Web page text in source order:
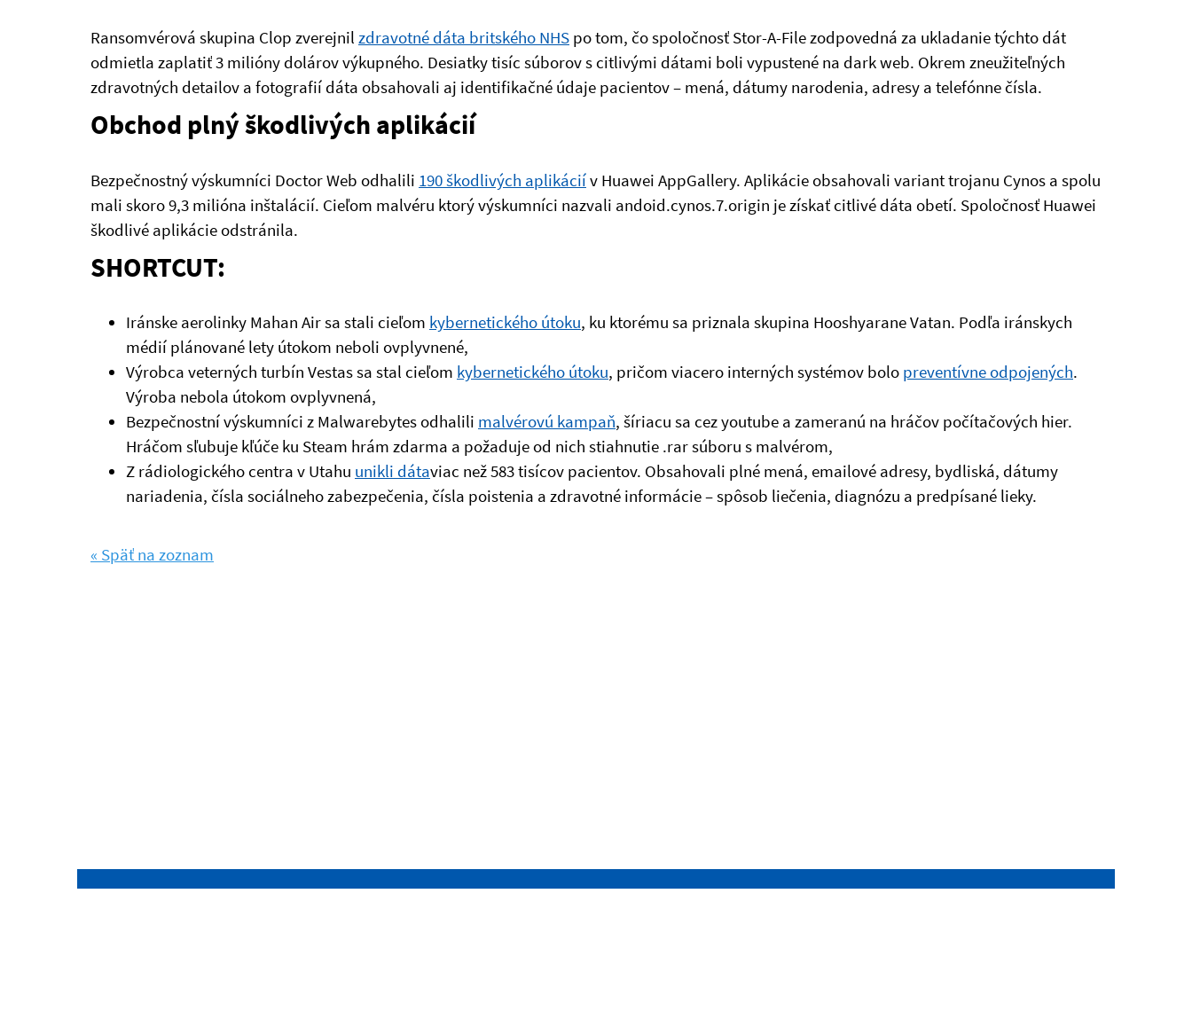
Ransomvérová skupina Clop zverejnil zdravotné dáta britského NHS po tom, čo spoločnosť Stor-A-File zodpovedná za ukladanie týchto dát
odmietla zaplatiť 3 milióny dolárov výkupného. Desiatky tisíc súborov s citlivými dátami boli vypustené na dark web. Okrem zneužiteľných
zdravotných detailov a fotografií dáta obsahovali aj identifikačné údaje pacientov – mená, dátumy narodenia, adresy a telefónne čísla.
Obchod plný škodlivých aplikácií
Bezpečnostný výskumníci Doctor Web odhalili 190 škodlivých aplikáciív Huawei AppGallery. Aplikácie obsahovali variant trojanu Cynos a spolu
mali skoro 9,3 milióna inštalácií. Cieľom malvéru ktorý výskumníci nazvali andoid.cynos.7.origin je získať citlivé dáta obetí. Spoločnosť Huawei
škodlivé aplikácie odstránila.
SHORTCUT:
Iránske aerolinky Mahan Air sa stali cieľom kybernetického útoku, ku ktorému sa priznala skupina Hooshyarane Vatan. Podľa iránskych
médií plánované lety útokom neboli ovplyvnené,
Výrobca veterných turbín Vestas sa stal cieľom kybernetického útoku, pričom viacero interných systémov bolo preventívne odpojených.
Výroba nebola útokom ovplyvnená,
Bezpečnostní výskumníci z Malwarebytes odhalili malvérovú kampaň, šíriacu sa cez youtube a zameranú na hráčov počítačových hier.
Hráčom sľubuje kľúče ku Steam hrám zdarma a požaduje od nich stiahnutie .rar súboru s malvérom,
Z rádiologického centra v Utahu unikli dátaviac než 583 tisícov pacientov. Obsahovali plné mená, emailové adresy, bydliská, dátumy
nariadenia, čísla sociálneho zabezpečenia, čísla poistenia a zdravotné informácie – spôsob liečenia, diagnózu a predpísané lieky.
« Späť na zoznam